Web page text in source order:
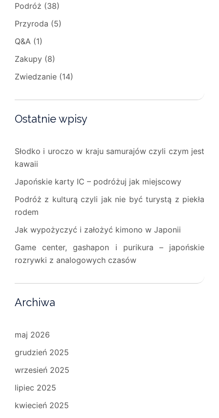
Podróż (38)
Przyroda (5)
Q&A (1)
Zakupy (8)
Zwiedzanie (14)
Ostatnie wpisy
Słodko i uroczo w kraju samurajów czyli czym jest
kawaii
Japońskie karty IC – podróżuj jak miejscowy
Podróż z kulturą czyli jak nie być turystą z piekła
rodem
Jak wypożyczyć i założyć kimono w Japonii
Game center, gashapon i purikura – japońskie
rozrywki z analogowych czasów
Archiwa
maj 2026
grudzień 2025
wrzesień 2025
lipiec 2025
kwiecień 2025